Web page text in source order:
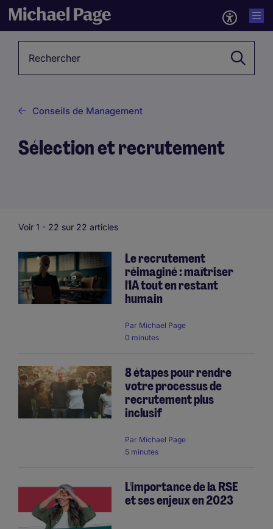
Conseils de Management
Sélection et recrutement
Voir 1 - 22 sur 22 articles
Le recrutement
réimaginé : maîtriser
l'IA tout en restant
humain
Par Michael Page
0 minutes
8 étapes pour rendre
votre processus de
recrutement plus
inclusif
Par Michael Page
5 minutes
L'importance de la RSE
et ses enjeux en 2023